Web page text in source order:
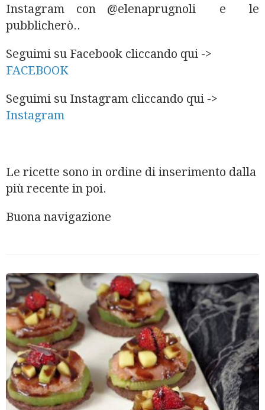
Instagram con @elenaprugnoli e le
pubblicherò..
Seguimi su Facebook cliccando qui ->
FACEBOOK
Seguimi su Instagram cliccando qui ->
Instagram
Le ricette sono in ordine di inserimento dalla
più recente in poi.
Buona navigazione